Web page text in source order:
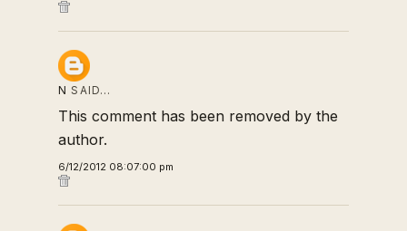
N SAID…
This comment has been removed by the
author.
6/12/2012 08:07:00 pm